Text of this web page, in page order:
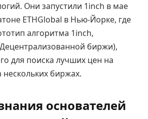
Они запустили 1inch в мае
ETHGlobal в Нью-Йорке, где
алгоритма 1inch,
биржи),
для поиска лучших цен на
биржах.
основателей